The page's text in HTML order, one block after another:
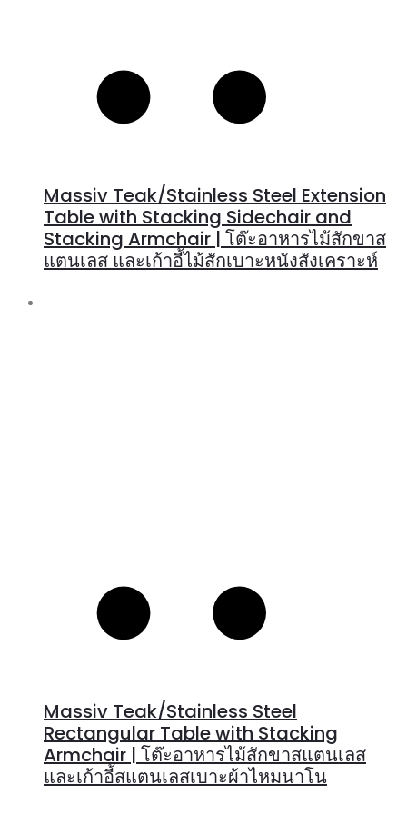
Massiv Teak/Stainless Steel Extension
Table with Stacking Sidechair and
Stacking Armchair | โต๊ะอาหารไม้สักขาส
แตนเลส และเก้าอี้ไม้สักเบาะหนังสังเคราะห์
Massiv Teak/Stainless Steel
Rectangular Table with Stacking
Armchair | โต๊ะอาหารไม้สักขาสแตนเลส
และเก้าอี้สแตนเลสเบาะผ้าไหมนาโน